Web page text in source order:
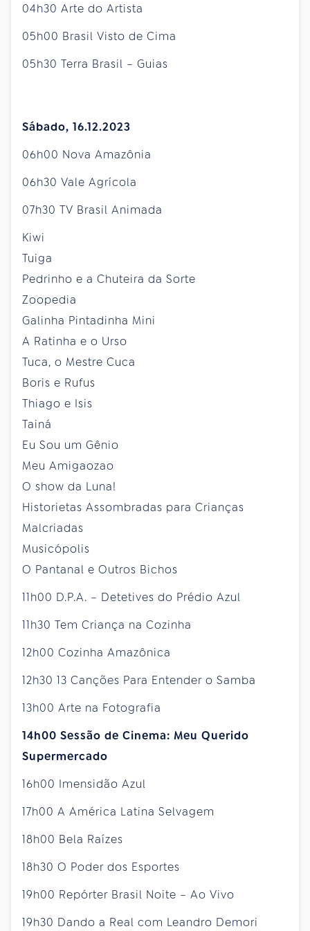
04h30 Arte do Artista
05h00 Brasil Visto de Cima
05h30 Terra Brasil – Guias
Sábado, 16.12.2023
06h00 Nova Amazônia
06h30 Vale Agrícola
07h30 TV Brasil Animada
Kiwi
Tuiga
Pedrinho e a Chuteira da Sorte
Zoopedia
Galinha Pintadinha Mini
A Ratinha e o Urso
Tuca, o Mestre Cuca
Boris e Rufus
Thiago e Isis
Tainá
Eu Sou um Gênio
Meu Amigaozao
O show da Luna!
Historietas Assombradas para Crianças
Malcriadas
Musicópolis
O Pantanal e Outros Bichos
11h00 D.P.A. – Detetives do Prédio Azul
11h30 Tem Criança na Cozinha
12h00 Cozinha Amazônica
12h30 13 Canções Para Entender o Samba
13h00 Arte na Fotografia
14h00 Sessão de Cinema: Meu Querido
Supermercado
16h00 Imensidão Azul
17h00 A América Latina Selvagem
18h00 Bela Raízes
18h30 O Poder dos Esportes
19h00 Repórter Brasil Noite – Ao Vivo
19h30 Dando a Real com Leandro Demori